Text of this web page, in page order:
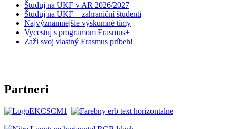
Študuj na UKF v AR 2026/2027
Študuj na UKF – zahraniční študenti
Najvýznamnejšie výskumné tímy
Vycestuj s programom Erasmus+
Zaži svoj vlastný Erasmus príbeh!
Partneri